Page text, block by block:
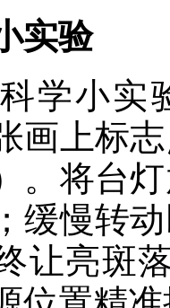
验
小实验
画上标
。将台
缓慢转
让亮斑